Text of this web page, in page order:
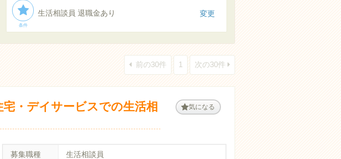
条件
生活相談員 退職金あり 変更
前の30件 1 次の30件
・デイサービスでの生活相
気になる
募集職種 生活相談員